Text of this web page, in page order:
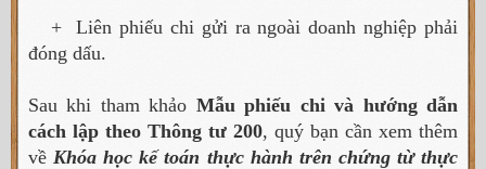
+ Liên phiếu chi gửi ra ngoài doanh nghiệp phải
đóng dấu.
Sau khi tham khảo Mẫu phiếu chi và hướng dẫn
cách lập theo Thông tư 200, quý bạn cần xem thêm
vềKhóa học kế toán thực hành trên chứng từ thực